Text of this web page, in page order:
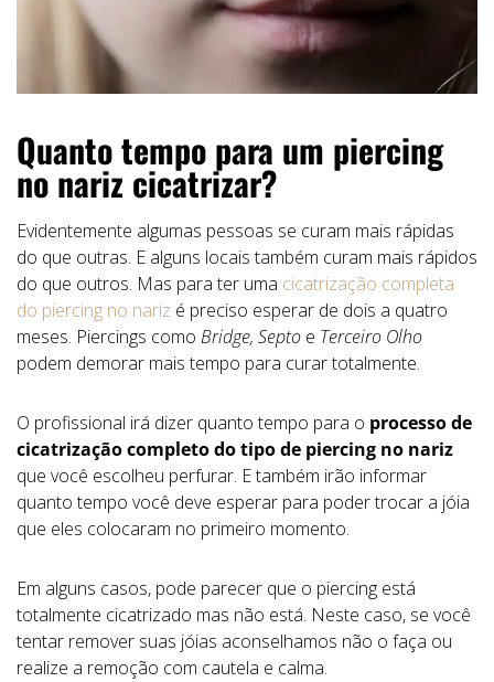
Quanto tempo para um piercing
no nariz cicatrizar?
Evidentemente algumas pessoas se curam mais rápidas
do que outras. E alguns locais também curam mais rápidos
do que outros. Mas para ter uma cicatrização completa
do piercing no nariz é preciso esperar de dois a quatro
meses. Piercings como Bridge, Septo e Terceiro Olho
podem demorar mais tempo para curar totalmente.
O profissional irá dizer quanto tempo para o processo de
cicatrização completo do tipo de piercing no nariz
que você escolheu perfurar. E também irão informar
quanto tempo você deve esperar para poder trocar a jóia
que eles colocaram no primeiro momento.
Em alguns casos, pode parecer que o piercing está
totalmente cicatrizado mas não está. Neste caso, se você
tentar remover suas jóias aconselhamos não o faça ou
realize a remoção com cautela e calma.